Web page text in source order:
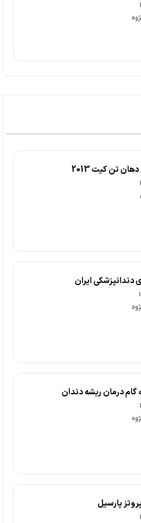
تن کیت 2013
دندانپزشکی ایران
گام درمان ریشه دندان
پارسیل